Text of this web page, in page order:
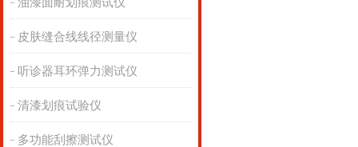
皮肤缝合线线径测量仪
听诊器耳环弹力测试仪
清漆划痕试验仪
多功能刮擦测试仪